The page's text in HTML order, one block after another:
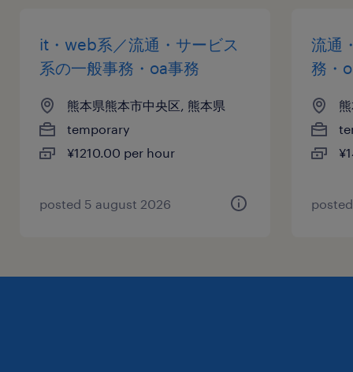
it・web系／流通・サービス
系の一般事務・oa事務
熊本県熊本市中央区, 熊本県
temporary
¥1210.00 per hour
posted 5 august 2026
流通
務・